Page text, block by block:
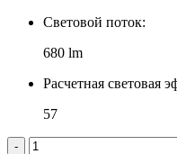
Световой поток:
680 lm
Расчетная световая
57
-